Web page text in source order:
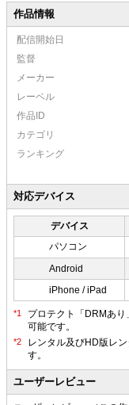
作品情報
配信開始日
監督
メーカー
レーベル
作品ID
カテゴリ
ランキング
対応デバイス
デバイス
パソコン
Android
iPhone / iPad
プロテクト「DRMあり
可能です。
ユーザーレビュー